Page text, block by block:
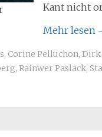
Kant nicht
Mehr lesen
, Corine Pelluchon, Dirk
, Rainwer Paslack,